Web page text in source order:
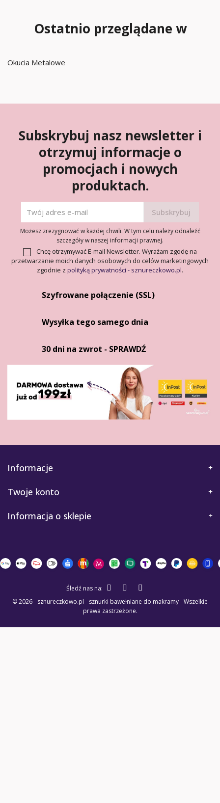
Ostatnio przeglądane w
Okucia Metalowe
Subskrybuj nasz newsletter i
otrzymuj informacje o
promocjach i nowych
produktach.
Możesz zrezygnować w każdej chwili. W tym celu należy odnaleźć
szczegóły w naszej informacji prawnej.
Chcę otrzymywać E-mail Newsletter. Wyrażam zgodę na
przetwarzanie moich danych osobowych do celów marketingowych
zgodnie z polityką prywatności - sznureczkowo.pl.
Szyfrowane połączenie (SSL)
Wysyłka tego samego dnia
30 dni na zwrot - SPRAWDŹ
Informacje
Twoje konto
Informacja o sklepie
© 2026 - sznureczkowo.pl - sznurki bawełniane do makramy - Wszelkie
prawa zastrzeżone.
Śledź nas na: